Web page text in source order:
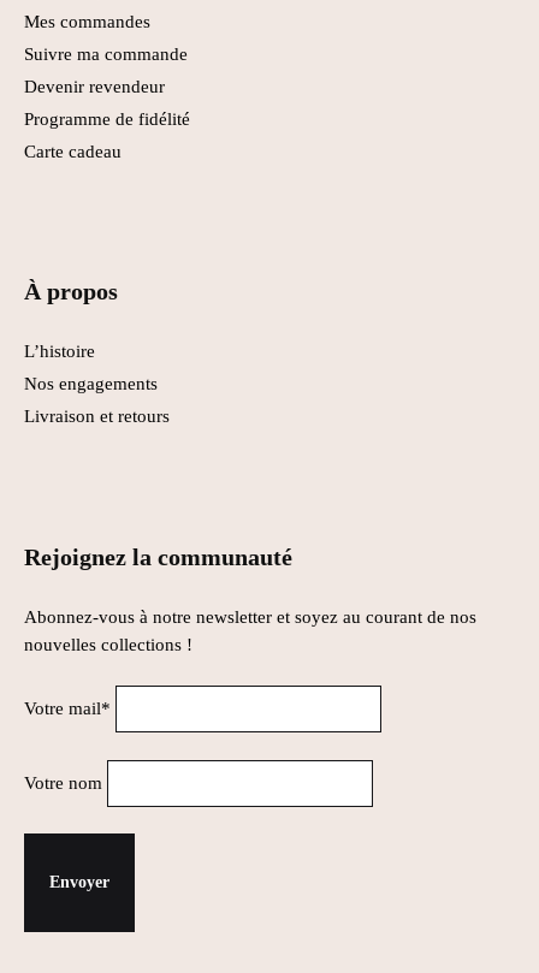
Mes commandes
Suivre ma commande
Devenir revendeur
Programme de fidélité
Carte cadeau
À propos
L’histoire
Nos engagements
Livraison et retours
Rejoignez la communauté
Abonnez-vous à notre newsletter et soyez au courant de nos
nouvelles collections !
Votre mail*
Votre nom